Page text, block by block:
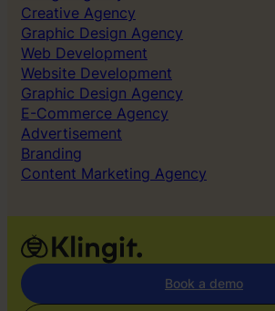
e
d
i
a
Creative Agency
Graphic Design Agency
Web Development
Website Development
Graphic Design Agency
E-Commerce Agency
Advertisement
Branding
Content Marketing Agency
Book a demo